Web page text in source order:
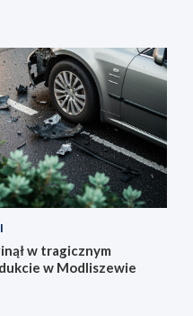
w tragicznym
w Modliszewie